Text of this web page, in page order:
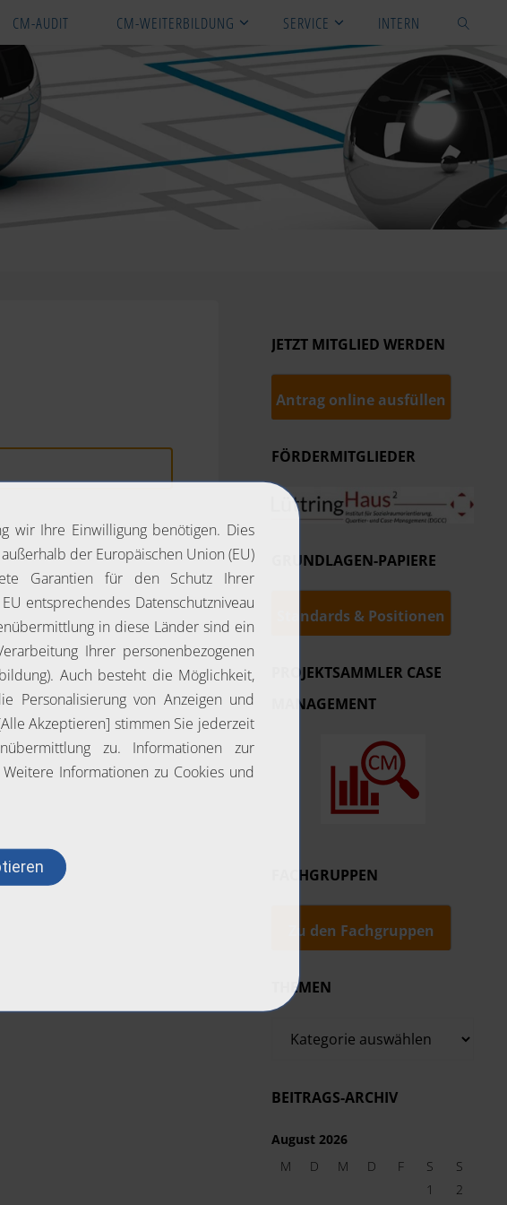
CM-AUDIT CM-WEITERBILDUNG SERVICE INTERN
SUCHEN
JETZT MITGLIED WERDEN
Antrag online ausfüllen
FÖRDERMITGLIEDER
GRUNDLAGEN-PAPIERE
Standards & Positionen
PROJEKTSAMMLER CASE
MANAGEMENT
FACHGRUPPEN
Zu den Fachgruppen
THEMEN
Themen
BEITRAGS-ARCHIV
August 2026
M
D M D F S
S
1
2